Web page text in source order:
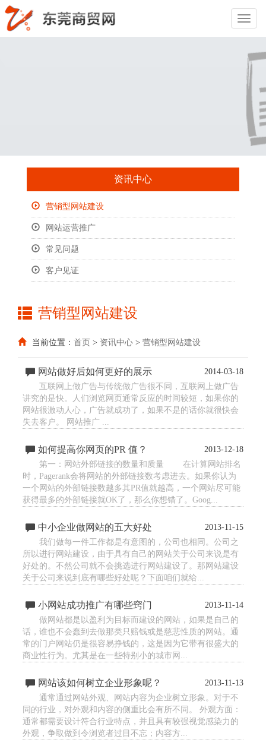
Toggle
资讯中心
营销型网站建设
网站运营推广
常见问题
客户见证
营销型网站建设
当前位置： 首页 > 资讯中心 > 营销型网站建设
网站做好后如何更好的展示
2014-03-18
互联网上做广告与传统做广告很不同，互联网上做广告
讲究的是快。人们浏览网页通常反应的时间较短，如果你的
网站很激动人心，广告就成功了，如果不是的话你就很快会
失去客户。 网站推广 ...
如何提高你网页的PR 值？
2013-12-18
第一：网站外部链接的数量和质量 在计算网站排名
时，Pagerank会将网站的外部链接数考虑进去。如果你认为
一个网站的外部链接数越多其PR值就越高，一个网站尽可能
获得最多的外部链接就OK了，那么你想错了。Goog...
中小企业做网站的五大好处
2013-11-15
我们做每一件工作都是有意图的，公司也相同。公司之
所以进行网站建设，由于具有自己的网站关于公司来说是有
好处的。不然公司就不会挑选进行网站建设了。那网站建设
关于公司来说到底有哪些好处呢？下面咱们就给...
小网站成功推广有哪些窍门
2013-11-14
做网站都是以盈利为目标而建设的网站，如果是自己的
话，谁也不会蠢到去做那类只赔钱或是慈悲性质的网站。通
常的门户网站仍是很容易挣钱的，这是因为它带有很盛大的
商业性行为。尤其是在一些特别小的城市网...
网站该如何树立企业形象呢？
2013-11-13
通常通过网站外观、网站内容为企业树立形象。对于不
同的行业，对外观和内容的侧重比会有所不同。 外观方面：
通常都需要设计符合行业特点，并且具有较强视觉感染力的
外观，争取做到令浏览者过目不忘；内容方...